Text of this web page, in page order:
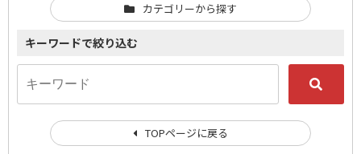
カテゴリーから探す
キーワードで絞り込む
TOPページに戻る